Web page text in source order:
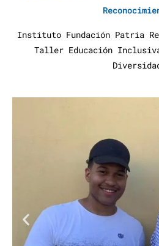
Instituto Fundación Patria
Taller Educación